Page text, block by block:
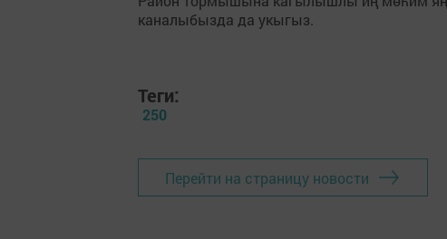
каналыбызда да укыгыз.
Теги:
250
Перейти на страницу новости